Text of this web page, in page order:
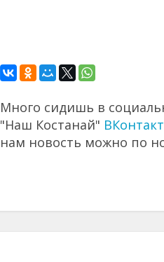
Много сидишь в
"Наш Костанай"
нам новость можно по